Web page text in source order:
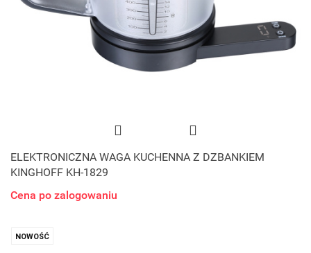
ELEKTRONICZNA WAGA KUCHENNA Z DZBANKIEM
KINGHOFF KH-1829
Cena po zalogowaniu
NOWOŚĆ